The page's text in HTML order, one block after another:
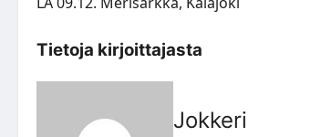
Tietoja kirjoittajasta
Jokkeri